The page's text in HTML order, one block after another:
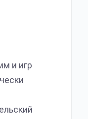
и игр